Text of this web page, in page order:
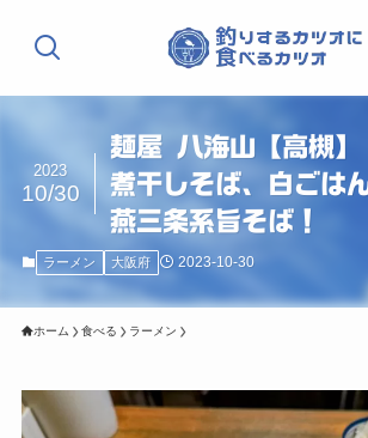
麺屋 八海山【高槻】
煮干しそば、白ごは
燕三条系旨そば！
2023
10/30
ラーメン 大阪府 2023-10-30
ホーム 食べる ラーメン